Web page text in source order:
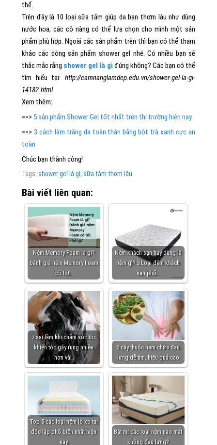
thể.
Trên đây là 10 loại sữa tắm giúp da bạn thơm lâu như dùng
nước hoa, các cô nàng có thể lựa chọn cho mình một sản
phẩm phù hợp. Ngoài các sản phẩm trên thì bạn có thể tham
khảo các dòng sản phẩm shower gel nhé. Có nhiều bạn sẽ
thắc mắc rằng shower gel là gì đúng không? Các bạn có thể
tìm hiểu tại:http://camnanglamdep.edu.vn/shower-gel-la-gi-
14182.html.
Xem thêm:
==> 5 sản phẩm Shower Gel tốt nhất trên thị trường hiện nay
==> 3 cách làm trắng da toàn thân bằng bột trà xanh cực an
toàn
Chúc bạn thành công!
Tags: shower gel là gì, sữa tắm thơm lâu
Bài viết liên quan:
Nệm Memory Foam là gì?
Đánh giá nệm Memory Foam
có tốt…
Nệm khách sạn hay dùng là
nệm gì? 3 Loại đệm khách
sạn phổ…
7 sai lầm khi chăm sóc tóc
khiến tóc gãy rụng nhiều
hơn và…
6 cây thuốc nam chữa đau
lưng dễ tìm, hiệu quả cao
Top 5 các loại nệm lò xo túi
độc lập phổ biến nhất hiện
nay
Bật mí các loại nệm nào mát
không đau lưng?